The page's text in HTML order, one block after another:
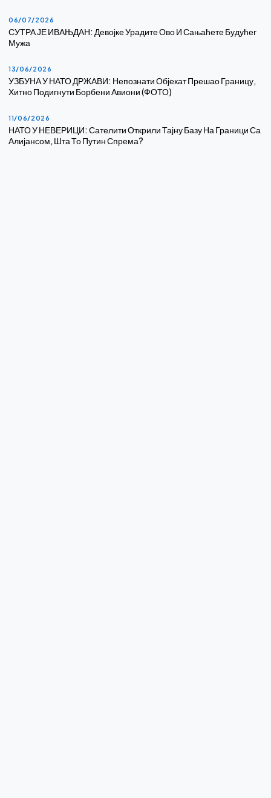
06/07/2026
СУТРА ЈЕ ИВАЊДАН: Девојке Урадите Ово И Сањаћете Будућег
Мужа
13/06/2026
УЗБУНА У НАТО ДРЖАВИ: Непознати Објекат Прешао Границу,
Хитно Подигнути Борбени Авиони (ФОТО)
11/06/2026
НАТО У НЕВЕРИЦИ: Сателити Открили Тајну Базу На Граници Са
Алијансом, Шта То Путин Спрема?